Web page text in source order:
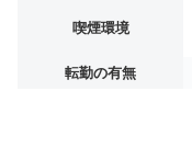
喫煙環境
転勤の有無